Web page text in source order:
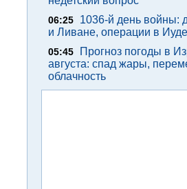
06:25
1036-й день войны:
и Ливане, операции в
05:45
Прогноз погоды в
августа: спад жары,
облачность